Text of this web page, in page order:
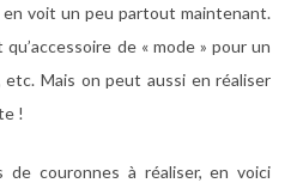
voit un peu partout maintenant.
de « mode » pour un
Mais on peut aussi en réaliser
!
de couronnes à réaliser, en voici